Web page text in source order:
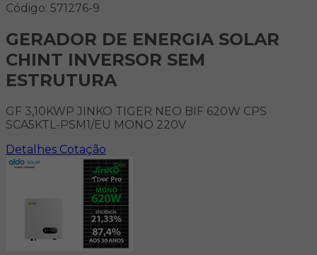
Código: 571276-9
GERADOR DE ENERGIA SOLAR
CHINT INVERSOR SEM
ESTRUTURA
GF 3,10KWP JINKO TIGER NEO BIF 620W CPS
SCA5KTL-PSM1/EU MONO 220V
Detalhes Cotação